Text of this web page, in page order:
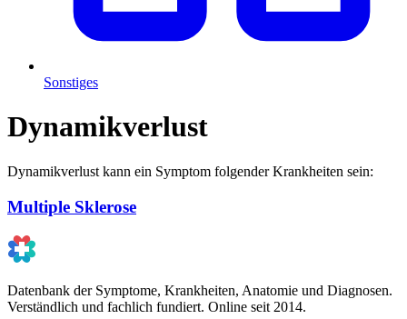
Sonstiges
Dynamikverlust
Dynamikverlust kann ein Symptom folgender Krankheiten sein:
Multiple Sklerose
Datenbank der Symptome, Krankheiten, Anatomie und Diagnosen.
Verständlich und fachlich fundiert. Online seit 2014.